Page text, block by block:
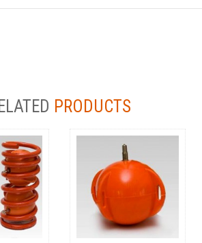
Werkt nog effectiever bij ‘’caravan-trekkers’’ en
- Universele ringen, toepasbaar op bijna
bocht. - Bij zware belading en/of caravan hangt
en uw veren. - Te gebruiken bij achterveren en
verzendkosten) Zeer positieve
productgarantie.
PRODUCTS